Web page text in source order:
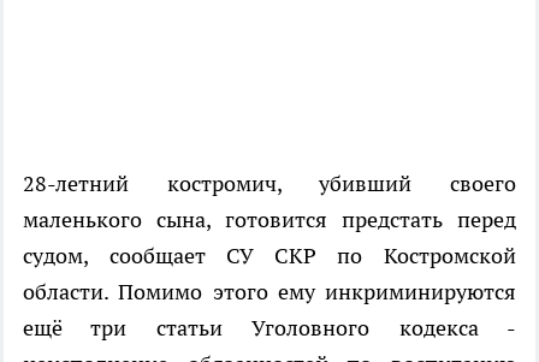
28-летний костромич, убивший своего
маленького сына, готовится предстать перед
судом, сообщает СУ СКР по Костромской
области. Помимо этого ему инкриминируются
ещё три статьи Уголовного кодекса -